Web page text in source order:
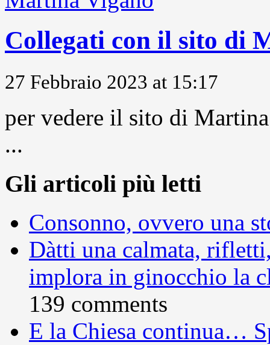
Collegati con il sito di
27 Febbraio 2023 at 15:17
per vedere il sito di
...
Gli articoli più letti
Consonno, ovvero una
Dàtti una calmata,
implora in ginocchio la
139 comments
E la Chiesa continua…